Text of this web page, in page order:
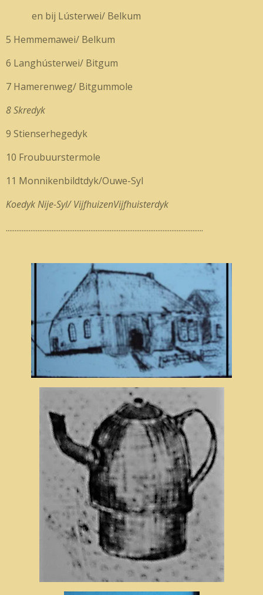
en bij Lústerwei/ Belkum
5 Hemmemawei/ Belkum
6 Langhústerwei/ Bitgum
7 Hamerenweg/ Bitgummole
8 Skredyk
9 Stienserhegedyk
10 Froubuurstermole
11 Monnikenbildtdyk/Ouwe-Syl
Koedyk Nije-Syl/ VijfhuizenVijfhuisterdyk
................................................................................................................